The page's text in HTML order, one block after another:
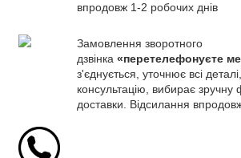
впродовж 1-2 робочих днів
Замовлення зворотного
дзвінка «перетелефонуєте
з'єднується, уточнює всі
консультацію, вибирає
доставки. Відсилання